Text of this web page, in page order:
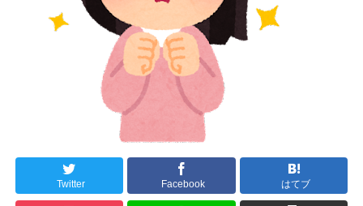
Twitter Facebook はてブ